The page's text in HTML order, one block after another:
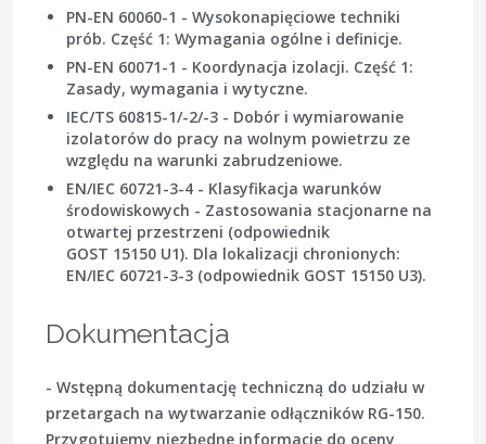
PN-EN 60060-1 - Wysokonapięciowe techniki
prób. Część 1: Wymagania ogólne i definicje.
PN-EN 60071-1 - Koordynacja izolacji. Część 1:
Zasady, wymagania i wytyczne.
IEC/TS 60815-1/-2/-3 - Dobór i wymiarowanie
izolatorów do pracy na wolnym powietrzu ze
względu na warunki zabrudzeniowe.
EN/IEC 60721-3-4 - Klasyfikacja warunków
środowiskowych - Zastosowania stacjonarne na
otwartej przestrzeni (odpowiednik
GOST 15150 U1). Dla lokalizacji chronionych:
EN/IEC 60721-3-3 (odpowiednik GOST 15150 U3).
Dokumentacja
- Wstępną dokumentację techniczną do udziału w
przetargach na wytwarzanie odłączników RG-150.
Przygotujemy niezbędne informacje do oceny